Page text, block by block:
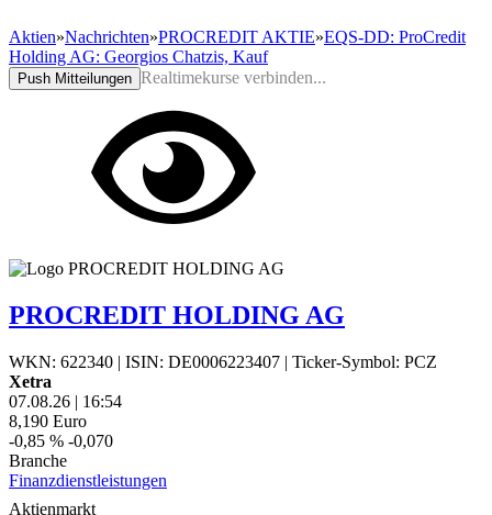
Aktien»Nachrichten»PROCREDIT AKTIE»EQS-DD: ProCredit
Holding AG: Georgios Chatzis, Kauf
Push Mitteilungen Realtimekurse verbinden...
PROCREDIT HOLDING AG
WKN: 622340 | ISIN: DE0006223407 | Ticker-Symbol: PCZ
Xetra
07.08.26 | 16:54
8,190 Euro
-0,85 % -0,070
Branche
Finanzdienstleistungen
Aktienmarkt